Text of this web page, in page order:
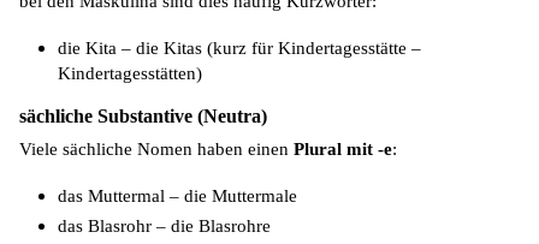
die Kita – die Kitas (kurz für Kindertagesstätte –
Kindertagesstätten)
sächliche Substantive (Neutra)
Viele sächliche Nomen haben einenPlural mit -e:
das Muttermal – die Muttermale
das Blasrohr – die Blasrohre